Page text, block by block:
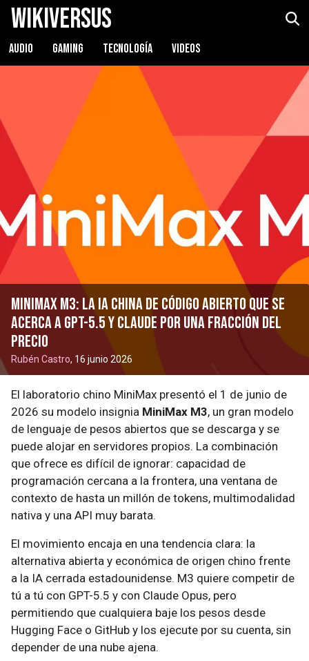
WikiVersus
AUDIO GAMING TECNOLOGÍA VIDEOS
MiniMax M3: la IA china de código abierto que se
acerca a GPT-5.5 y Claude por una fracción del
precio
Rubén Castro, 16 junio 2026
El laboratorio chino MiniMax presentó el 1 de junio de
2026 su modelo insignia MiniMax M3, un gran modelo
de lenguaje de pesos abiertos que se descarga y se
puede alojar en servidores propios. La combinación
que ofrece es difícil de ignorar: capacidad de
programación cercana a la frontera, una ventana de
contexto de hasta un millón de tokens, multimodalidad
nativa y una API muy barata.
El movimiento encaja en una tendencia clara: la
alternativa abierta y económica de origen chino frente
a la IA cerrada estadounidense. M3 quiere competir de
tú a tú con GPT-5.5 y con Claude Opus, pero
permitiendo que cualquiera baje los pesos desde
Hugging Face o GitHub y los ejecute por su cuenta, sin
depender de una nube ajena.